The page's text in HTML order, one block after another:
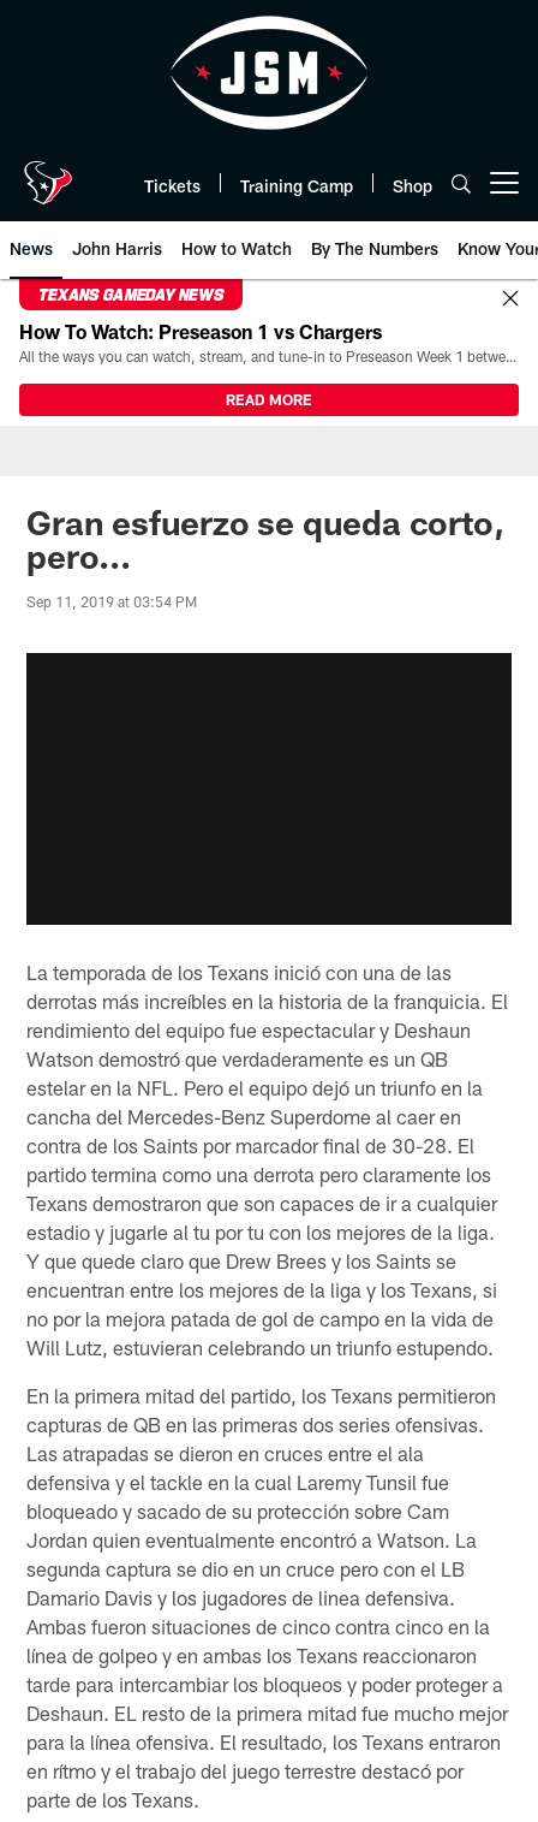
Tickets Training Camp Shop
News John Harris How to Watch By The Numbers Know
TEXANS GAMEDAY NEWS
How To Watch: Preseason 1 vs Chargers
All the ways you can watch, stream, and tune-in to Preseason Week 1 between the Texans and the Los Angeles Chargers at Reliant Stadium on August 13.
READ MORE
Gran esfuerzo se queda corto,
pero...
Sep 11, 2019 at 03:54 PM
La temporada de los Texans inició con una de las
derrotas más increíbles en la historia de la franquicia. El
rendimiento del equipo fue espectacular y Deshaun
Watson demostró que verdaderamente es un QB
estelar en la NFL. Pero el equipo dejó un triunfo en la
cancha del Mercedes-Benz Superdome al caer en
contra de los Saints por marcador final de 30-28. El
partido termina como una derrota pero claramente los
Texans demostraron que son capaces de ir a cualquier
estadio y jugarle al tu por tu con los mejores de la liga.
Y que quede claro que Drew Brees y los Saints se
encuentran entre los mejores de la liga y los Texans, si
no por la mejora patada de gol de campo en la vida de
Will Lutz, estuvieran celebrando un triunfo estupendo.
En la primera mitad del partido, los Texans permitieron
capturas de QB en las primeras dos series ofensivas.
Las atrapadas se dieron en cruces entre el ala
defensiva y el tackle en la cual Laremy Tunsil fue
bloqueado y sacado de su protección sobre Cam
Jordan quien eventualmente encontró a Watson. La
segunda captura se dio en un cruce pero con el LB
Damario Davis y los jugadores de linea defensiva.
Ambas fueron situaciones de cinco contra cinco en la
línea de golpeo y en ambas los Texans reaccionaron
tarde para intercambiar los bloqueos y poder proteger a
Deshaun. EL resto de la primera mitad fue mucho mejor
para la línea ofensiva. El resultado, los Texans entraron
en rítmo y el trabajo del juego terrestre destacó por
parte de los Texans.